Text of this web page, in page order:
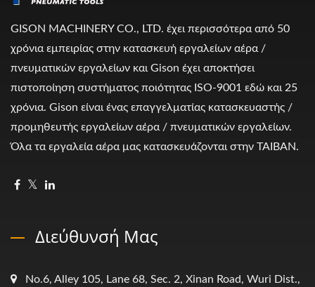
GISON MACHINERY CO., LTD. έχει περισσότερα από 50
χρόνια εμπειρίας στην κατασκευή εργαλείων αέρα /
πνευματικών εργαλείων και Gison έχει αποκτήσει
πιστοποίηση συστήματος ποιότητας ISO-9001 εδώ και 25
χρόνια. Gison είναι ένας επαγγελματίας κατασκευαστής /
προμηθευτής εργαλείων αέρα / πνευματικών εργαλείων.
Όλα τα εργαλεία αέρα μας κατασκευάζονται στην ΤΑΙΒΑΝ.
Διεύθυνσή Μας
No.6, Alley 105, Lane 68, Sec. 2, Xinan Road, Wuri Dist.,